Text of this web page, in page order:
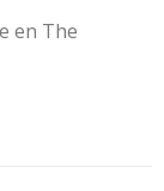
en The